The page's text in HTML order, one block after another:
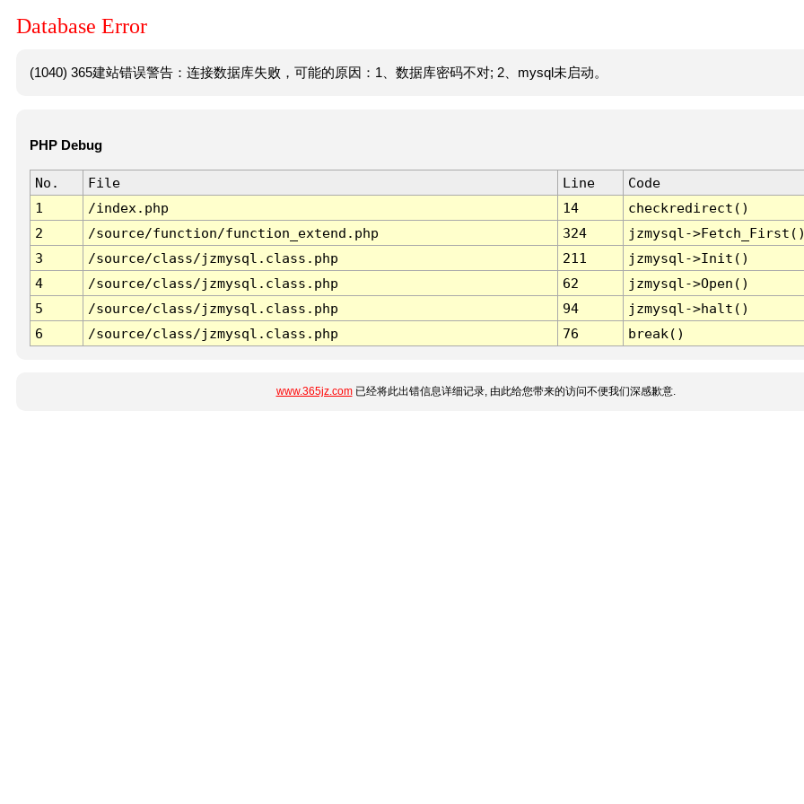
Database Error
(1040) 365建站错误警告：连接数据库失败，可能的原因：1、数据库密码不对; 2、mysql未启动。
PHP Debug
No. File Line
Code
1
/index.php 14
checkredirect()
2
/source/function/function_extend.php 324
jzmysql-
3
/source/class/jzmysql.class.php 211
jzmysql->Init()
4
/source/class/jzmysql.class.php 62
jzmysql->Open()
5
/source/class/jzmysql.class.php 94
jzmysql->halt()
6
/source/class/jzmysql.class.php 76 break()
www.365jz.com已经将此出错信息详细记录, 由此给您带来的访问不便我们深感歉意.